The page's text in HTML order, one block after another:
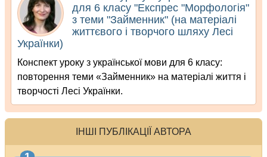
для 6 класу "Експрес "Морфологія"
з теми "Займенник" (на матеріалі
життєвого і творчого шляху Лесі
Українки)
Конспект уроку з української мови для 6 класу:
повторення теми «Займенник» на матеріалі життя і
творчості Лесі Українки.
ІНШІ ПУБЛІКАЦІЇ АВТОРА